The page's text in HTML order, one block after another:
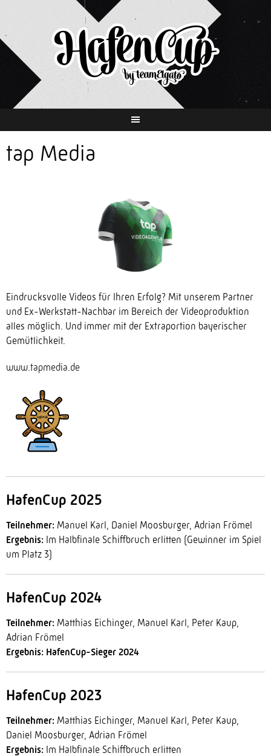
Inhalt
tap Media
Eindrucksvolle Videos für Ihren Erfolg? Mit unserem Partner
und Ex-Werkstatt-Nachbar im Bereich der Videoproduktion
alles möglich. Und immer mit der Extraportion bayerischer
Gemütlichkeit.
www.tapmedia.de
HafenCup 2025
Teilnehmer: Manuel Karl, Daniel Moosburger, Adrian Frömel
Ergebnis: Im Halbfinale Schiffbruch erlitten (Gewinner im Spiel
um Platz 3)
HafenCup 2024
Teilnehmer: Matthias Eichinger, Manuel Karl, Peter Kaup,
Adrian Frömel
Ergebnis: HafenCup-Sieger 2024
HafenCup 2023
Teilnehmer: Matthias Eichinger, Manuel Karl, Peter Kaup,
Daniel Moosburger, Adrian Frömel
Ergebnis: Im Halbfinale Schiffbruch erlitten